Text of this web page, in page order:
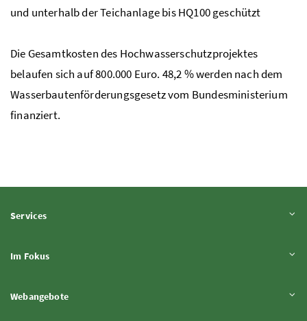
und unterhalb der Teichanlage bisHQ100 geschützt
Die Gesamtkosten des Hochwasserschutzprojektes
belaufen sich auf 800.000 Euro. 48,2%werden nach dem
Wasserbautenförderungsgesetz vom Bundesministerium
finanziert.
ServicesInhalt aufklappen
Im FokusInhalt aufklappen
WebangeboteInhalt aufklappen